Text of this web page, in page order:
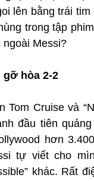
lên bằng trái
trong tập
ngoài Messi?
gỡ hòa 2-2
Tom Cruise và
đầu tiên
hơn
tự viết cho
khác. Rất